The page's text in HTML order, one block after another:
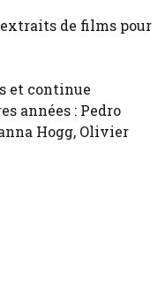
extraits de films pour
et continue
années : Pedro
Hogg, Olivier